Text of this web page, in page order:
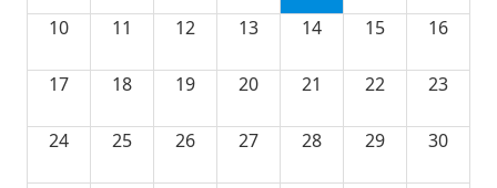
10 11 12 13 14 15 16
17 18 19 20 21 22 23
24 25 26 27 28 29 30